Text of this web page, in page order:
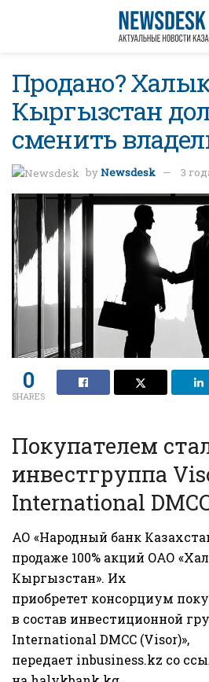
Продано?
Кыргызстан
сменить
byNewsdesk 3
0
SHARES
Покупателем
инвестгруппа
International
АО «Народный банк
продаже 100% акций ОАО
Кыргызстан». Их
приобретет консорциум
в состав инвестиционной
International DMCC (Visor)»,
передает inbusiness.kz со